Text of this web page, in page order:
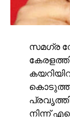
സമഗ്ര
നിന്ന്